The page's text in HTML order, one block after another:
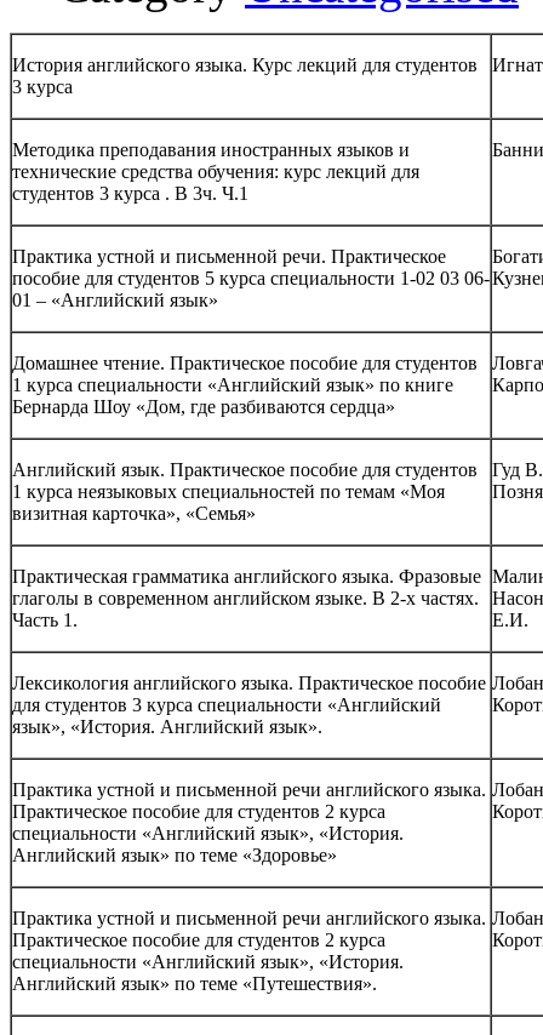
История английского языка. Курс лекций для студентов
3 курса
Методика преподавания иностранных языков и
технические средства обучения: курс лекций для
студентов 3 курса . В 3ч. Ч.1
Практика устной и письменной речи. Практическое
пособие для студентов 5 курса специальности 1-02 03 06-
01 – «Английский язык»
Домашнее чтение. Практическое пособие для студентов
1 курса специальности «Английский язык» по книге
Бернарда Шоу «Дом, где разбиваются сердца»
Английский язык. Практическое пособие для студентов
1 курса неязыковых специальностей по темам «Моя
визитная карточка», «Семья»
Гуд
Практическая грамматика английского языка. Фразовые
глаголы в современном английском языке. В 2-х частях.
Часть 1.
Е.И.
Лексикология английского языка. Практическое пособие
для студентов 3 курса специальности «Английский
язык», «История. Английский язык».
Практика устной и письменной речи английского языка.
Практическое пособие для студентов 2 курса
специальности «Английский язык», «История.
Английский язык» по теме «Здоровье»
Практика устной и письменной речи английского языка.
Практическое пособие для студентов 2 курса
специальности «Английский язык», «История.
Английский язык» по теме «Путешествия».